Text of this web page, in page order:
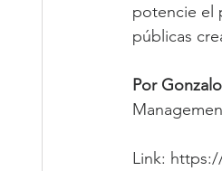
potencie el
públicas
Por
Link: